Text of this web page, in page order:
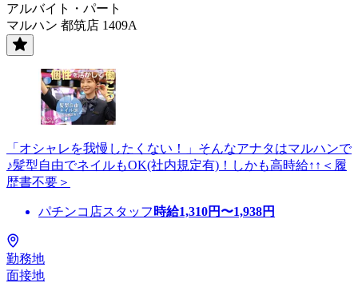
アルバイト・パート
マルハン 都筑店 1409A
「オシャレを我慢したくない！」そんなアナタはマルハンで
♪髪型自由でネイルもOK(社内規定有)！しかも高時給↑↑＜履
歴書不要＞
パチンコ店スタッフ 時給1,310円〜1,938円
勤務地
面接地